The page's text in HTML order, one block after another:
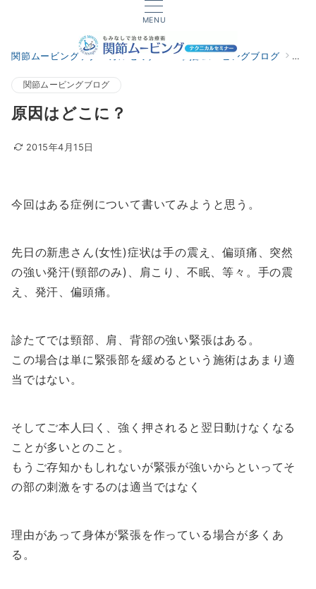
MENU
関節ムービングテクニカルセミナー 関節ムービングブログ 原
関節ムービングブログ
原因はどこに？
2015年4月15日
今回はある症例について書いてみようと思う。
先日の新患さん(女性)症状は手の震え、偏頭痛、突然
の強い発汗(頸部のみ)、肩こり、不眠、等々。手の震
え、発汗、偏頭痛。
診たてでは頸部、肩、背部の強い緊張はある。
この場合は単に緊張部を緩めるという施術はあまり適
当ではない。
そしてご本人曰く、強く押されると翌日動けなくなる
ことが多いとのこと。
もうご存知かもしれないが緊張が強いからといってそ
の部の刺激をするのは適当ではなく
理由があって身体が緊張を作っている場合が多くあ
る。